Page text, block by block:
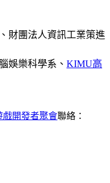
財團法人資訊工業策進
娛樂科學系、 KIMU高
開發者聚會聯絡：